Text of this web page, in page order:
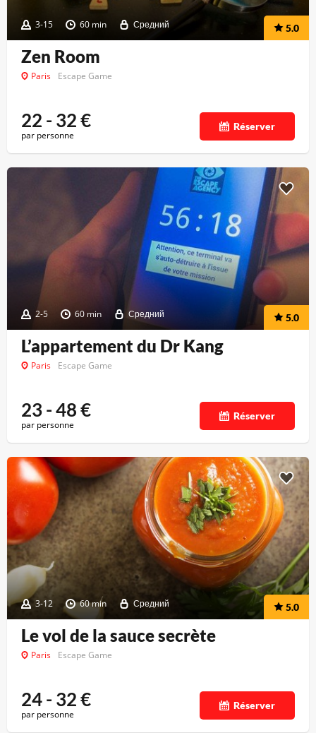
3-15 60 min Средний 5.0
Zen Room
Paris Escape Game
22 - 32€
par personne
Réserver
2-5 60 min Средний 5.0
L’appartement du Dr Kang
Paris Escape Game
23 - 48€
par personne
Réserver
3-12 60 min Средний 5.0
Le vol de la sauce secrète
Paris Escape Game
24 - 32€
par personne
Réserver